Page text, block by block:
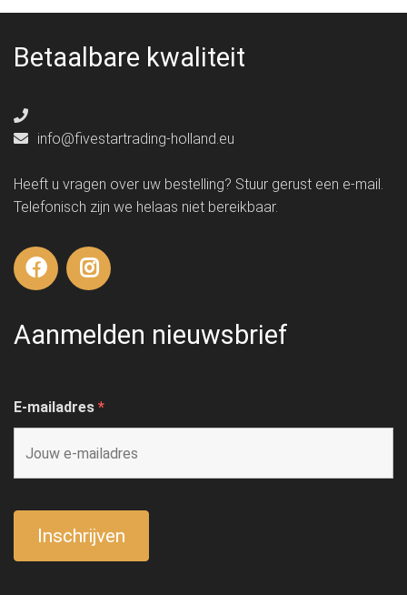
Betaalbare kwaliteit
info@fivestartrading-holland.eu
Heeft u vragen over uw bestelling? Stuur gerust een e-mail.
Telefonisch zijn we helaas niet bereikbaar.
Aanmelden nieuwsbrief
E-mailadres *